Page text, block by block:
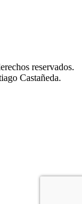
reservados.
Castañeda.